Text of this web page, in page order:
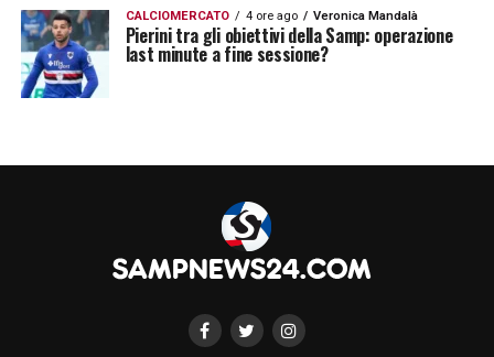
CALCIOMERCATO 4 ore ago Veronica Mandalà
Pierini tra gli obiettivi della Samp: operazione
last minute a fine sessione?